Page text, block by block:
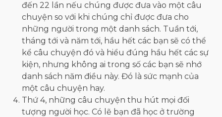
đến 22 lần nếu chúng được đưa vào một câu
chuyện so với khi chúng chỉ được đưa cho
những người trong một danh sách. Tuần tới,
tháng tới và năm tới, hầu hết các bạn sẽ có thể
kể câu chuyện đó và hiểu đúng hầu hết các sự
kiện, nhưng không ai trong số các bạn sẽ nhớ
danh sách năm điều này. Đó là sức mạnh của
một câu chuyện hay.
Thứ 4, những câu chuyện thu hút mọi đối
tượng người học. Có lẽ bạn đã học ở trường